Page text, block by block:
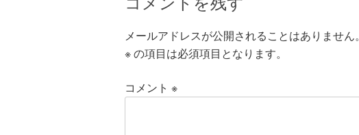
メールアドレスが公開されることはありません。
※の項目は必須項目となります。
コメント ※